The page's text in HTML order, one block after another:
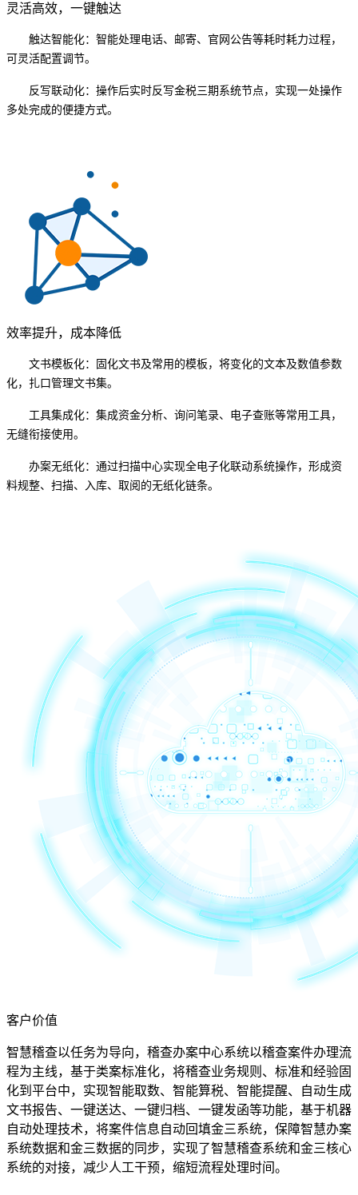
灵活高效，一键触达
触达智能化：智能处理电话、邮寄、官网公告等耗时耗力过程，
可灵活配置调节。
反写联动化：操作后实时反写金税三期系统节点，实现一处操作
多处完成的便捷方式。
效率提升，成本降低
文书模板化：固化文书及常用的模板，将变化的文本及数值参数
化，扎口管理文书集。
工具集成化：集成资金分析、询问笔录、电子查账等常用工具，
无缝衔接使用。
办案无纸化：通过扫描中心实现全电子化联动系统操作，形成资
料规整、扫描、入库、取阅的无纸化链条。
客户价值
智慧稽查以任务为导向，稽查办案中心系统以稽查案件办理流
程为主线，基于类案标准化，将稽查业务规则、标准和经验固
化到平台中，实现智能取数、智能算税、智能提醒、⾃动⽣成
⽂书报告、⼀键送达、⼀键归档、⼀键发函等功能，基于机器
⾃动处理技术，将案件信息⾃动回填⾦三系统，保障智慧办案
系统数据和⾦三数据的同步，实现了智慧稽查系统和⾦三核⼼
系统的对接，减少⼈⼯⼲预，缩短流程处理时间。